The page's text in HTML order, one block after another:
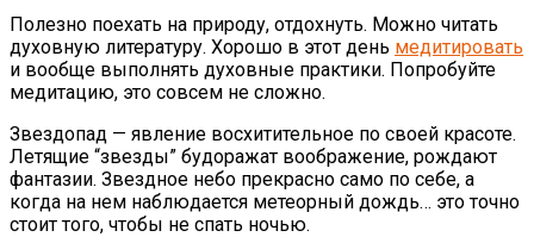
Полезно поехать на природу, отдохнуть. Можно читать
духовную литературу. Хорошо в этот день медитировать
и вообще выполнять духовные практики. Попробуйте
медитацию, это совсем не сложно.
Звездопад — явление восхитительное по своей красоте.
Летящие “звезды” будоражат воображение, рождают
фантазии. Звездное небо прекрасно само по себе, а
когда на нем наблюдается метеорный дождь… это точно
стоит того, чтобы не спать ночью.